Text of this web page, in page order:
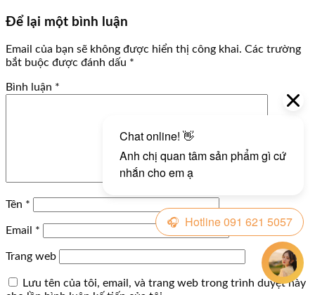
Để lại một bình luận
Email của bạn sẽ không được hiển thị công khai. Các trường
bắt buộc được đánh dấu *
Bình luận *
Tên *
Email *
Trang web
Lưu tên của tôi, email, và trang web trong trình duyệt này